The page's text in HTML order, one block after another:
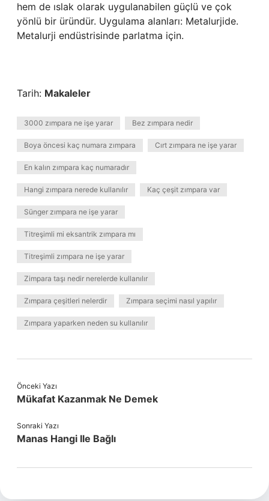
hem de ıslak olarak uygulanabilen güçlü ve çok
yönlü bir üründür. Uygulama alanları: Metalurjide.
Metalurji endüstrisinde parlatma için.
Tarih: Makaleler
3000 zımpara ne işe yarar Bez zımpara nedir
Boya öncesi kaç numara zımpara Cırt zımpara ne işe yarar
En kalın zımpara kaç numaradır
Hangi zımpara nerede kullanılır Kaç çeşit zımpara var
Sünger zımpara ne işe yarar
Titreşimli mi eksantrik zımpara mı
Titreşimli zımpara ne işe yarar
Zimpara taşı nedir nerelerde kullanılır
Zımpara çeşitleri nelerdir Zımpara seçimi nasıl yapılır
Zımpara yaparken neden su kullanılır
Önceki Yazı
Mükafat Kazanmak Ne Demek
Sonraki Yazı
Manas Hangi Ile Bağlı